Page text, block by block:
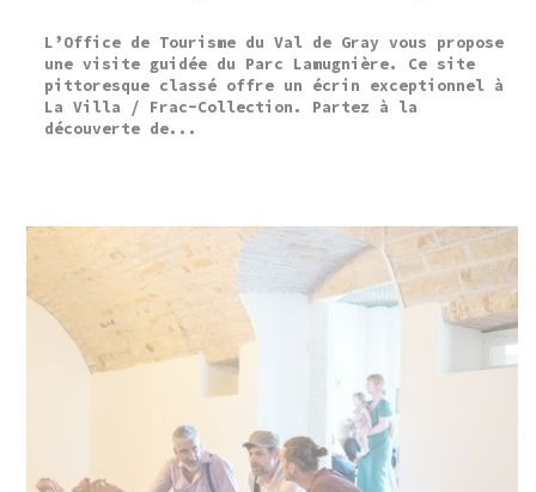
L’Office de Tourisme du Val de Gray vous propose
une visite guidée du Parc Lamugnière. Ce site
pittoresque classé offre un écrin exceptionnel à
La Villa / Frac-Collection. Partez à la
découverte de...